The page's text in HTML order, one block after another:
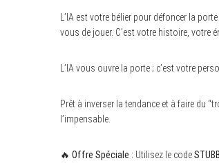
L’IA est votre bélier pour défoncer la
vous de jouer. C’est votre histoire, votre
L’IA vous ouvre la porte ; c’est votre
Prêt à inverser la tendance et à faire du
l’impensable.
🔥 Offre Spéciale : Utilisez le code